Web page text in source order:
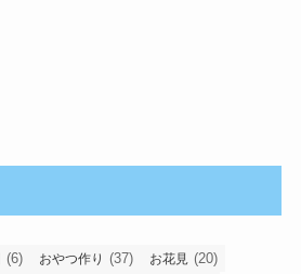
(6) おやつ作り (37) お花見 (20)